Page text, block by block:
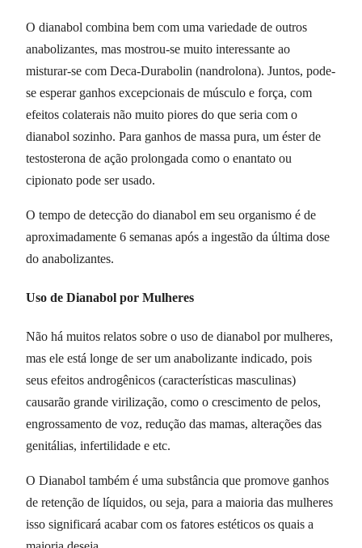
O dianabol combina bem com uma variedade de outros
anabolizantes, mas mostrou-se muito interessante ao
misturar-se com Deca-Durabolin (nandrolona). Juntos, pode-
se esperar ganhos excepcionais de músculo e força, com
efeitos colaterais não muito piores do que seria com o
dianabol sozinho. Para ganhos de massa pura, um éster de
testosterona de ação prolongada como o enantato ou
cipionato pode ser usado.
O tempo de detecção do dianabol em seu organismo é de
aproximadamente 6 semanas após a ingestão da última dose
do anabolizantes.
Uso de Dianabol por Mulheres
Não há muitos relatos sobre o uso de dianabol por mulheres,
mas ele está longe de ser um anabolizante indicado, pois
seus efeitos androgênicos (características masculinas)
causarão grande virilização, como o crescimento de pelos,
engrossamento de voz, redução das mamas, alterações das
genitálias, infertilidade e etc.
O Dianabol também é uma substância que promove ganhos
de retenção de líquidos, ou seja, para a maioria das mulheres
isso significará acabar com os fatores estéticos os quais a